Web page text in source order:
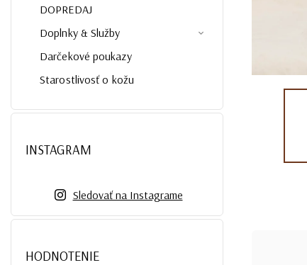
DOPREDAJ
Doplnky & Služby
Darčekové poukazy
Starostlivosť o kožu
INSTAGRAM
Sledovať na Instagrame
HODNOTENIE